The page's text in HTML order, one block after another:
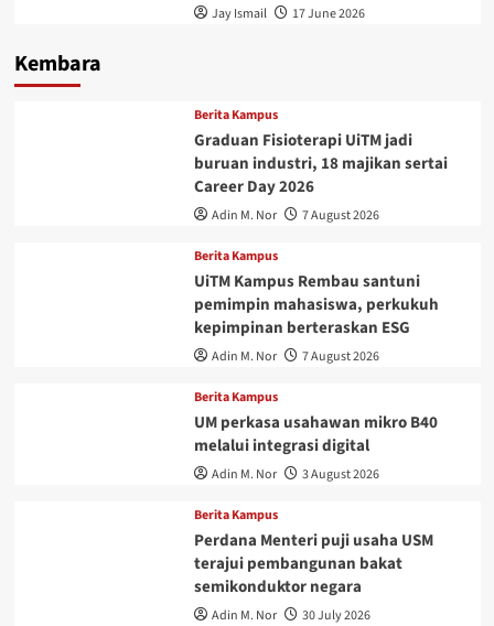
Jay Ismail 17 June 2026
Kembara
Berita Kampus
Graduan Fisioterapi UiTM jadi
buruan industri, 18 majikan sertai
Career Day 2026
Adin M. Nor 7 August 2026
Berita Kampus
UiTM Kampus Rembau santuni
pemimpin mahasiswa, perkukuh
kepimpinan berteraskan ESG
Adin M. Nor 7 August 2026
Berita Kampus
UM perkasa usahawan mikro B40
melalui integrasi digital
Adin M. Nor 3 August 2026
Berita Kampus
Perdana Menteri puji usaha USM
terajui pembangunan bakat
semikonduktor negara
Adin M. Nor 30 July 2026